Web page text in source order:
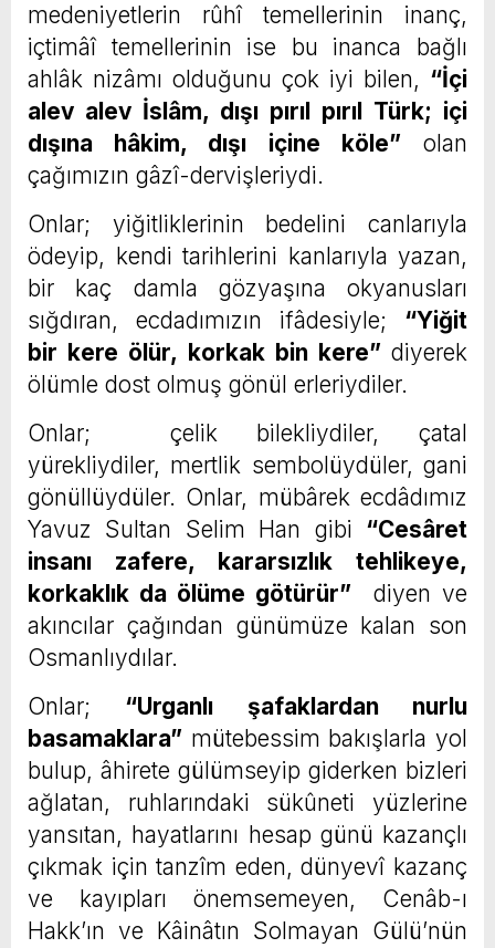
medeniyetlerin rûhî temellerinin inanç,
içtimâî temellerinin ise bu inanca bağlı
ahlâk nizâmı olduğunu çok iyi bilen, “İçi
alev alev İslâm, dışı pırıl pırıl Türk; içi
dışına hâkim, dışı içine köle” olan
çağımızın gâzî-dervişleriydi.
Onlar; yiğitliklerinin bedelini canlarıyla
ödeyip, kendi tarihlerini kanlarıyla yazan,
bir kaç damla gözyaşına okyanusları
sığdıran, ecdadımızın ifâdesiyle; “Yiğit
bir kere ölür, korkak bin kere” diyerek
ölümle dost olmuş gönül erleriydiler.
Onlar; çelik bilekliydiler, çatal
yürekliydiler, mertlik sembolüydüler, gani
gönüllüydüler. Onlar, mübârek ecdâdımız
Yavuz Sultan Selim Han gibi “Cesâret
insanı zafere, kararsızlık tehlikeye,
korkaklık da ölüme götürür” diyen ve
akıncılar çağından günümüze kalan son
Osmanlıydılar.
Onlar; “Urganlı şafaklardan nurlu
basamaklara” mütebessim bakışlarla yol
bulup, âhirete gülümseyip giderken bizleri
ağlatan, ruhlarındaki sükûneti yüzlerine
yansıtan, hayatlarını hesap günü kazançlı
çıkmak için tanzîm eden, dünyevî kazanç
ve kayıpları önemsemeyen, Cenâb-ı
Hakk’ın ve Kâinâtın Solmayan Gülü’nün